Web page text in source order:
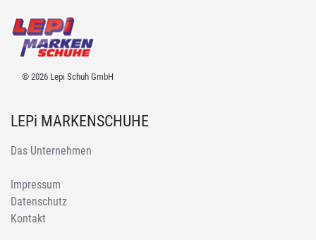
© 2026 Lepi Schuh GmbH
LEPi MARKENSCHUHE
Das Unternehmen
Impressum
Datenschutz
Kontakt